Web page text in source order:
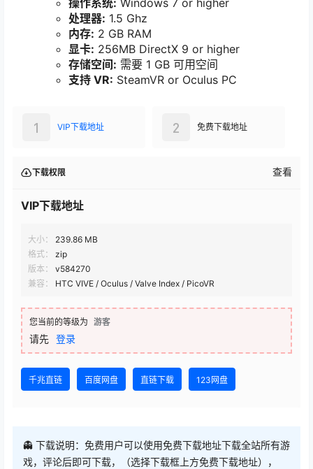
处理器: 1.5 Ghz
内存: 2 GB RAM
显卡: 256MB DirectX 9 or higher
存储空间: 需要 1 GB 可用空间
支持 VR: SteamVR or Oculus PC
VIP下载地址
1 免费下载地址
2
下载权限 查看
VIP下载地址
大小：
239.86 MB
格式：
zip
版本：
v584270
兼容：
HTC VIVE / Oculus / Valve Index / PicoVR
您当前的等级为 游客
请先 登录
千兆直链 百度网盘 直链下载 123网盘
👻 下载说明：免费用户可以使用免费下载地址下载全站所有游
戏，评论后即可下载，（选择下载框上方免费下载地址），